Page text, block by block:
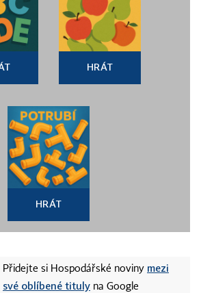
HRÁT
HRÁT
Přidejte si Hospodářské noviny mezi
své oblíbené tituly na Google